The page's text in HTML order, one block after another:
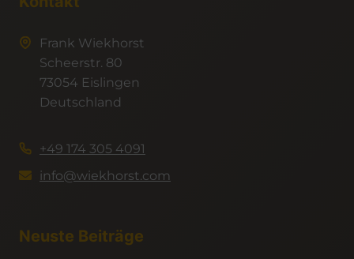
Frank Wiekhorst
Scheerstr. 80
73054 Eislingen
Deutschland
+49 174 305 4091
info@wiekhorst.com
Neuste Beiträge